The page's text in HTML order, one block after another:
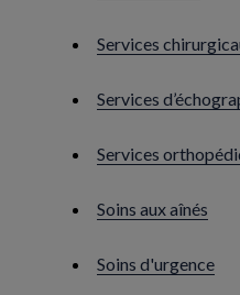
Services
Services
Services
Soins aux aînés
Soins d'urgence